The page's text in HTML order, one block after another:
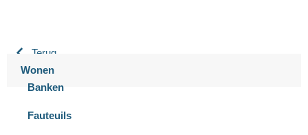
Terug
Wonen
Banken
Fauteuils